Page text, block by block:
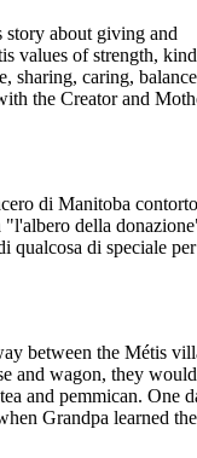
about giving and
values of strength,
sharing, caring,
the Creator and
di Manitoba
"l'albero della
qualcosa di speciale
between the Métis
and wagon, they
and pemmican. One
Grandpa learned